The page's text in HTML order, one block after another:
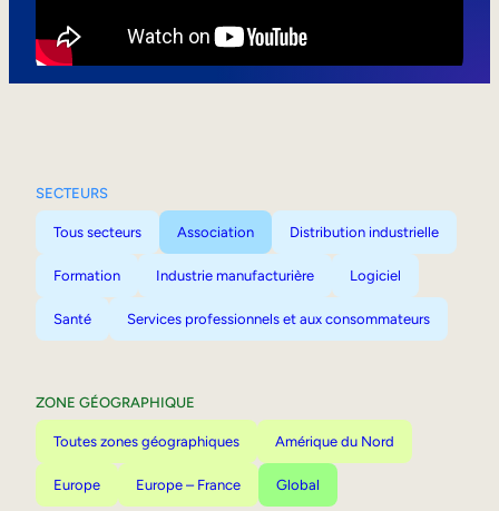
SECTEURS
Tous secteurs Association Distribution industrielle
Formation Industrie manufacturière Logiciel
Santé Services professionnels et aux consommateurs
ZONE GÉOGRAPHIQUE
Toutes zones géographiques Amérique du Nord
Europe Europe – France Global